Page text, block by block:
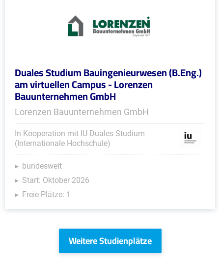
Duales Studium Bauingenieurwesen (B.Eng.)
am virtuellen Campus - Lorenzen
Bauunternehmen GmbH
Lorenzen Bauunternehmen GmbH
In Kooperation mit IU Duales Studium
(Internationale Hochschule)
bundesweit
Start: Oktober 2026
Freie Plätze: 1
Weitere Studienplätze